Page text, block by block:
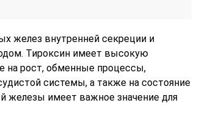
желез внутренней секреции и
Тироксин имеет высокую
на рост, обменные процессы,
системы, а также на состояние
железы имеет важное значение для